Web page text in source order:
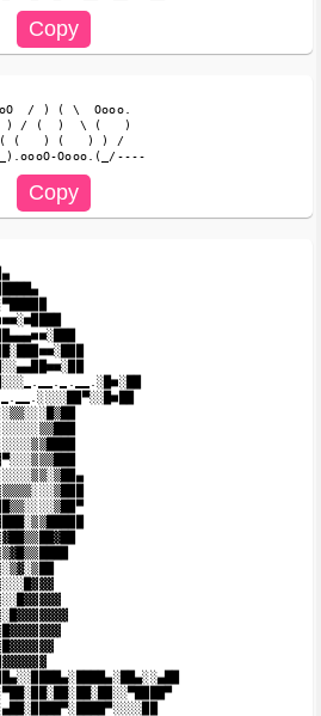
/ ) ( \  Oooo.
) / (  )  \ (   )
(   ) (   ) ) /